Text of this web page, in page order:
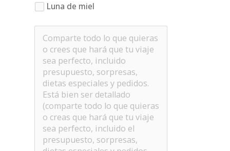
Luna de miel